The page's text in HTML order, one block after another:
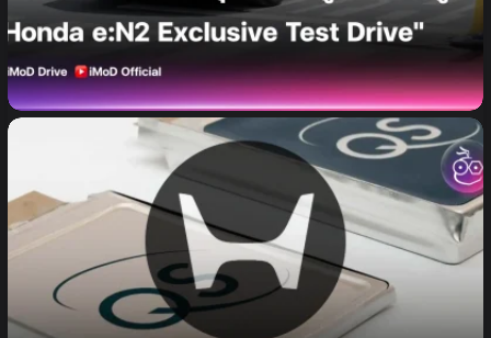
Honda จัดกิจกรรม “Honda e:N2 Exclusive Test
Drive” เปิดประสบการณ์ขับขี่สุดเร้าใจ บนสเตชันทดสอบ
สุดพิเศษ พิสูจน์สมรรถนะเต็มขั้นของ EV ที่เข้าใจผู้ใช้งาน
อย่างแท้จริง